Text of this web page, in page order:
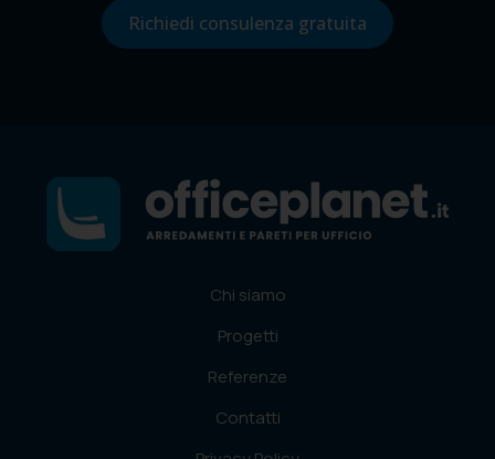
Richiedi consulenza gratuita
Chi siamo
Progetti
Referenze
Contatti